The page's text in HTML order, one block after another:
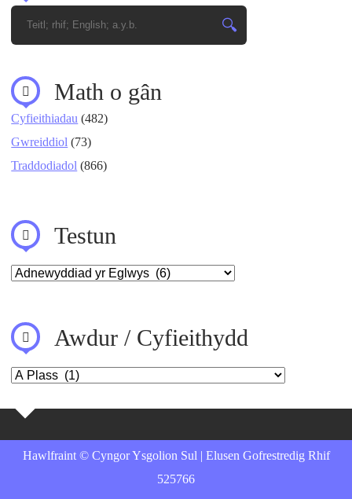
Math o gân
Cyfieithiadau (482)
Gwreiddiol (73)
Traddodiadol (866)
Testun
Awdur / Cyfieithydd
Hawlfraint © Cyngor Ysgolion Sul | Elusen Gofrestredig Rhif
525766